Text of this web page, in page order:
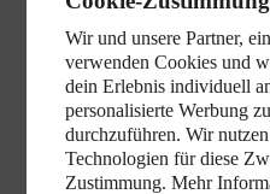
Wir und unsere Partner,
verwenden Cookies und
dein Erlebnis individuell
personalisierte Werbung
durchzuführen. Wir
Technologien für diese
Zustimmung. Mehr